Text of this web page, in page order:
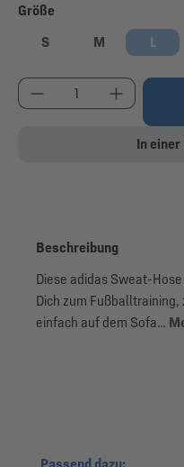
Größe
S
M L
Produkt Anzahl: Gib
In
Beschreibung
Diese adidas Sweat-
Dich zum Fußballtraining,
einfach auf dem Sofa…
Produktgalerie
Passend dazu: